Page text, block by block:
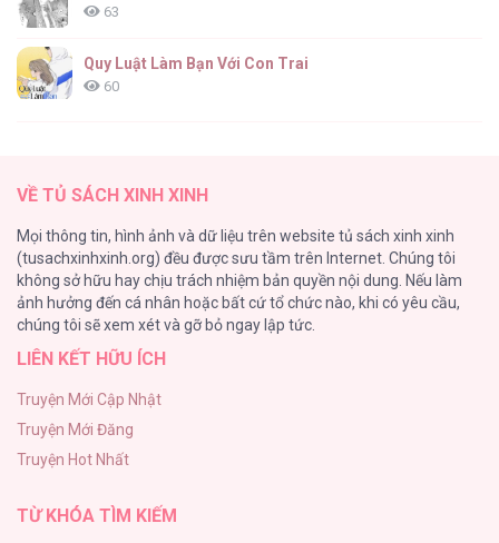
63
Quy Luật Làm Bạn Với Con Trai
60
50
Tuyển Tập Manhwa Ngắn Bạo Dăm
44
CẨN THẬN TRĂNG TRÒN THÁNG 3 ĐẤY
Con Tim Rung Động
41
VỀ TỦ SÁCH XINH XINH
Mọi thông tin, hình ảnh và dữ liệu trên website tủ sách xinh xinh
(tusachxinhxinh.org) đều được sưu tầm trên Internet. Chúng tôi
không sở hữu hay chịu trách nhiệm bản quyền nội dung. Nếu làm
ảnh hưởng đến cá nhân hoặc bất cứ tổ chức nào, khi có yêu cầu,
chúng tôi sẽ xem xét và gỡ bỏ ngay lập tức.
LIÊN KẾT HỮU ÍCH
Truyện Mới Cập Nhật
Truyện Mới Đăng
Truyện Hot Nhất
TỪ KHÓA TÌM KIẾM